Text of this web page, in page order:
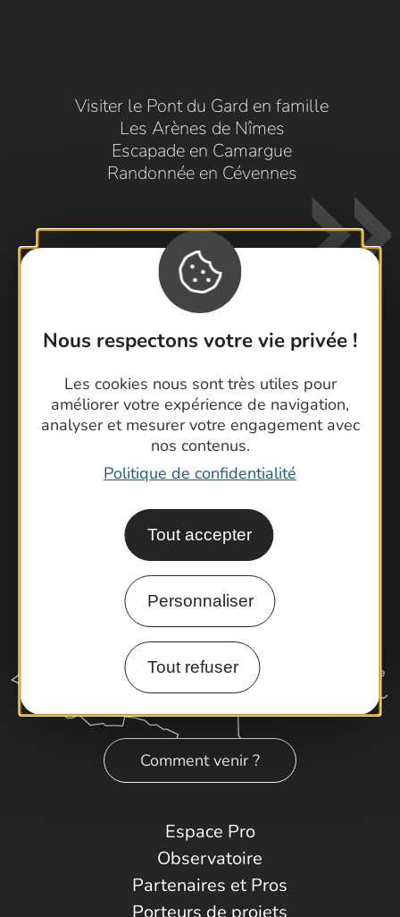
Nous respectons votre vie privée !
Les cookies nous sont très utiles pour
améliorer votre expérience de navigation,
analyser et mesurer votre engagement avec
nos contenus.
Politique de confidentialité
Tout accepter
Personnaliser
Tout refuser
Visiter le Pont du Gard en famille
Les Arènes de Nîmes
Escapade en Camargue
Randonnée en Cévennes
Foire aux questions
Brochures
Cartoguides et Topoguides
Latitude Gard
Comment venir ?
Espace Pro
Observatoire
Partenaires et Pros